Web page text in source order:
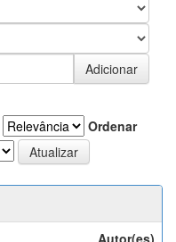
Ordenar
Autor(es)